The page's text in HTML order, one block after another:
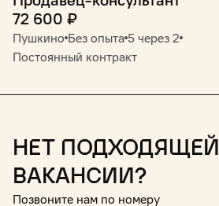
72 600 ₽
Пушкино Без опыта 5 через 2
Постоянный контракт
Нет подходящей
вакансии?
Позвоните нам по номеру